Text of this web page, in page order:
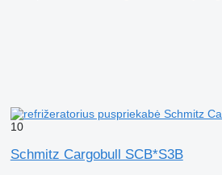
10
Schmitz Cargobull SCB*S3B